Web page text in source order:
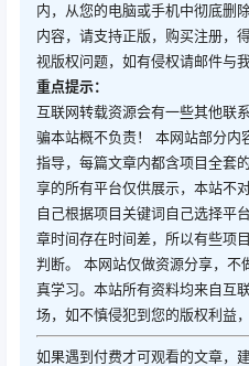
内，从您的电脑或手机中彻底删
内容，请支持正版，购买注册，
视版权问题，如有侵权请邮件与
重点提示：
互联网转载资源会有一些其他联
骗本站概不负责！ 本网站部分内
指导，每篇文章内都含项目全套
享的所有平台仅供展示，本站不
自己根据项目关键词自己选择平
章时间存在时间差，所以有些项
判断。 本网站仅做资源分享，不
真学习。本站所有资料均来自互
场，如不慎侵犯到您的版权利益
如果遇到付费才可观看的文章，